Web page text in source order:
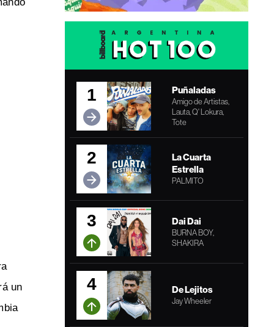
un
1 Puñaladas
Amigo de Artistas,
Lauta, Q' Lokura,
Tote
2
La Cuarta
Estrella
PALMITO
3 Dai Dai
BURNA BOY,
SHAKIRA
4 De Lejitos
Jay Wheeler